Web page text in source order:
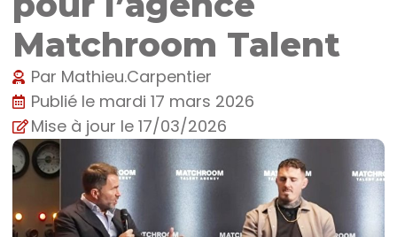
Matchroom Talent
Par Mathieu.Carpentier
Publié le mardi 17 mars 2026
Mise à jour le 17/03/2026